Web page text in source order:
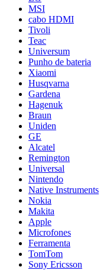
MSI
cabo HDMI
Tivoli
Teac
Universum
Punho de bateria
Xiaomi
Husqvarna
Gardena
Hagenuk
Braun
Uniden
GE
Alcatel
Remington
Universal
Nintendo
Native Instruments
Nokia
Makita
Apple
Microfones
Ferramenta
TomTom
Sony Ericsson